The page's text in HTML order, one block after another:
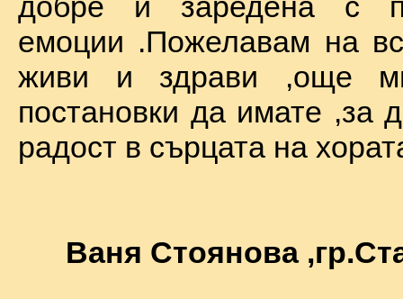
емоции .Пожелавам на
живи и здрави ,още
постановки да имате ,за
радост в сърцата на
Ваня Стоянова